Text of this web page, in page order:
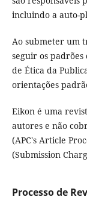
incluindo a auto-
Ao submeter um
seguir os padrões
de Ética da
orientações
Eikon é uma
autores e não
(APC's Article
(Submission
Processo de